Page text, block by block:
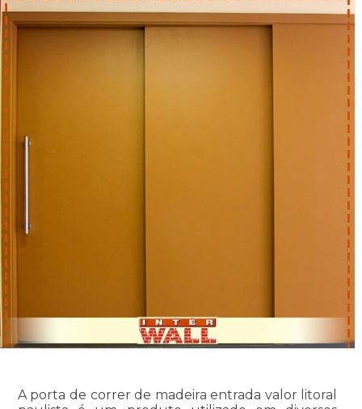
A porta de correr de madeira entrada valor litoral